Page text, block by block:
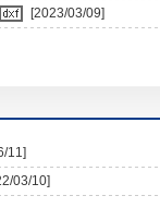
[2023/03/09]
11]
03/10]